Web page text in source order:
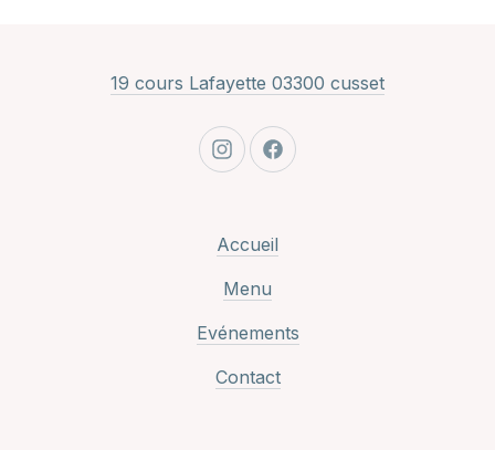
19 cours Lafayette 03300 cussetNew Window
New WindowNew Window
Accueil
Menu
Evénements
Contact